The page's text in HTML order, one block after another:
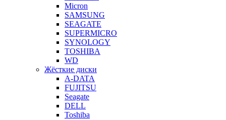
Micron
SAMSUNG
SEAGATE
SUPERMICRO
SYNOLOGY
TOSHIBA
WD
Жёсткие диски
A-DATA
FUJITSU
Seagate
DELL
Toshiba